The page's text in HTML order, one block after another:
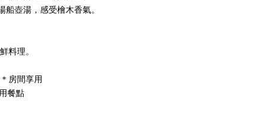
船壺湯，感受檜木香氣。
料理。
房間享用
餐點